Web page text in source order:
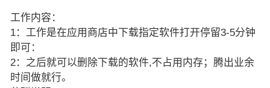
工作内容：
1：工作是在应用商店中下载指定软件打开停留3-5分钟
即可：
2：之后就可以删除下载的软件,不占用内存；腾出业余
时间做就行。